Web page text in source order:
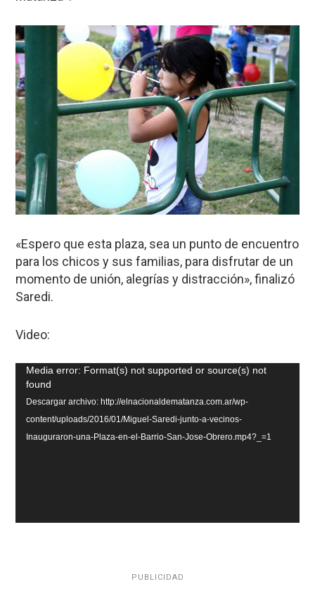
«Espero que esta plaza, sea un punto de encuentro
para los chicos y sus familias, para disfrutar de un
momento de unión, alegrías y distracción», finalizó
Saredi.
Video:
Reproductor
de
vídeo
Media error: Format(s) not supported or source(s) not
found
Descargar archivo: http://elnacionaldematanza.com.ar/wp-
content/uploads/2016/01/Miguel-Saredi-junto-a-vecinos-
Inauguraron-una-Plaza-en-el-Barrio-San-Jose-Obrero.mp4?_=1
PUBLICIDAD